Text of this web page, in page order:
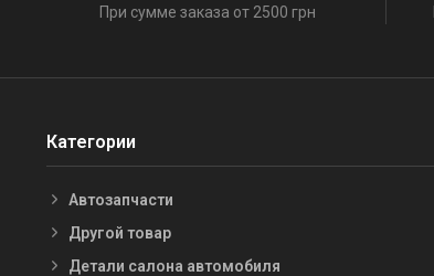
При сумме заказа от 2500 грн
Категории
Автозапчасти
Другой товар
Детали салона автомобиля